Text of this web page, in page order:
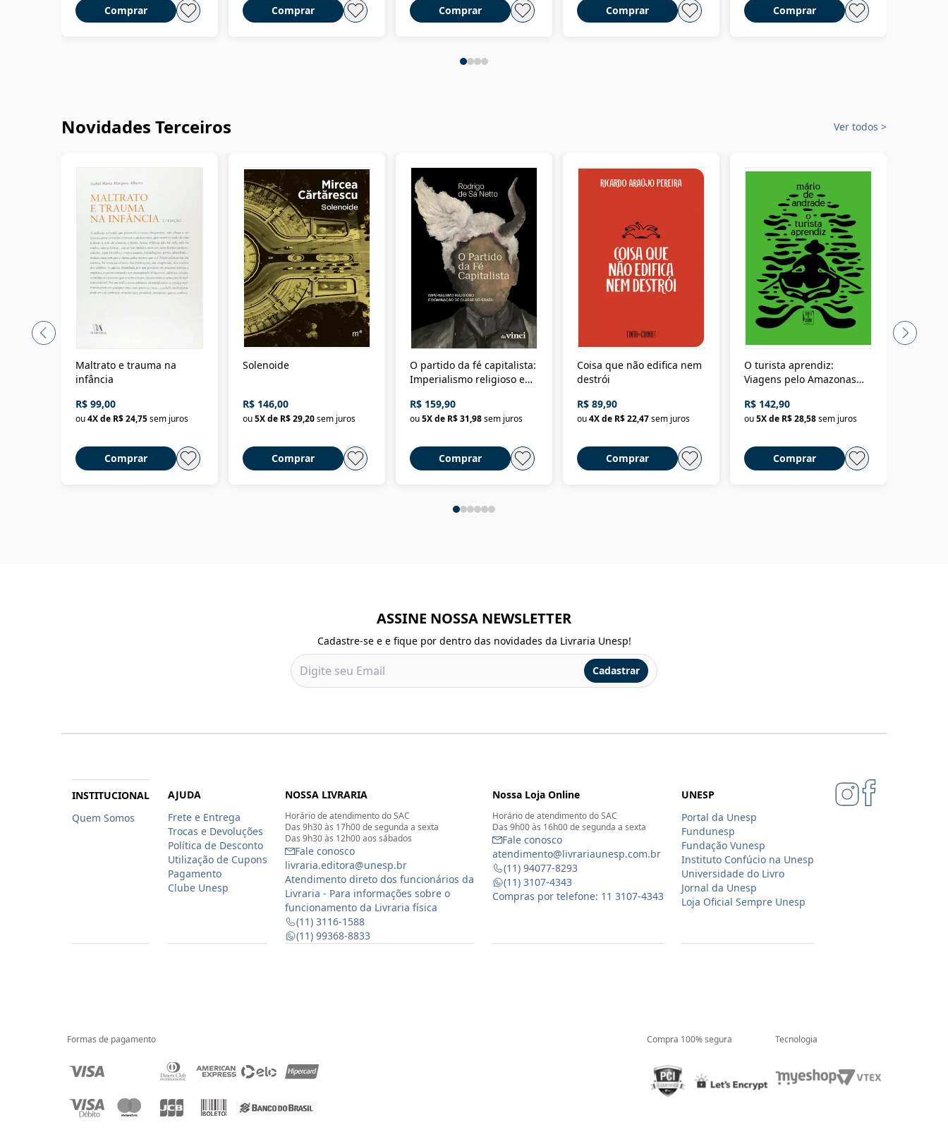
Comprar Comprar Comprar Comprar Comprar
Novidades Terceiros Ver todos >
Maltrato e trauma na
infância
R$ 99,00
ou4X de R$ 24,75sem juros
Comprar
Solenoide
R$ 146,00
ou5X de R$ 29,20sem juros
Comprar
O partido da fé capitalista:
Imperialismo religioso e
Brasil
R$ 159,90
ou5X de R$ 31,98sem juros
Comprar
Coisa que não edifica nem
destrói
R$ 89,90
ou4X de R$ 22,47sem juros
Comprar
O turista aprendiz:
Viagens pelo Amazonas
até a Bolívia e por Marajó
até dizer chega
R$ 142,90
ou5X de R$ 28,58sem juros
Comprar
ASSINE NOSSA NEWSLETTER
Cadastre-se e e fique por dentro das novidades da Livraria Unesp!
Cadastrar
INSTITUCIONAL
Quem Somos
AJUDA
Frete e Entrega
Trocas e Devoluções
Política de Desconto
Utilização de Cupons
Pagamento
Clube Unesp
NOSSA LIVRARIA
Horário de atendimento do SAC
Das 9h30 às 17h00 de segunda a sexta
Das 9h30 às 12h00 aos sábados
Fale conosco
livraria.editora@unesp.br
Atendimento direto dos funcionários da
Livraria - Para informações sobre o
funcionamento da Livraria física
(11) 3116-1588
(11) 99368-8833
Nossa Loja Online
Horário de atendimento do SAC
Das 9h00 às 16h00 de segunda a sexta
Fale conosco
atendimento@livrariaunesp.com.br
(11) 94077-8293
(11) 3107-4343
Compras por telefone: 11 3107-4343
UNESP
Portal da Unesp
Fundunesp
Fundação Vunesp
Instituto Confúcio na Unesp
Universidade do Livro
Jornal da Unesp
Loja Oficial Sempre Unesp
Formas de pagamento Compra 100% segura Tecnologia